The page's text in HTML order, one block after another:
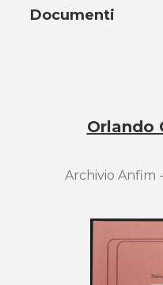
Documenti
Orlando
Archivio Anfim